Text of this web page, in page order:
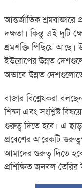
আন্তর্জাতিক শ্রমবাজারে
দক্ষতা। কিন্তু এই দুটি
শ্রমশক্তি পিছিয়ে আছে।
ইউরোপের উন্নত
অভাবে উন্নত দেশগুলোতে
বাজার বিশ্লেষকরা
শিক্ষা এবং সংশ্লিষ্ট
গুরুত্ব দিতে হবে। এ
প্রবেশের আরেকটি
আমাদের গুরুত্ব দিতে
প্রশিক্ষিত জনবল তৈরির